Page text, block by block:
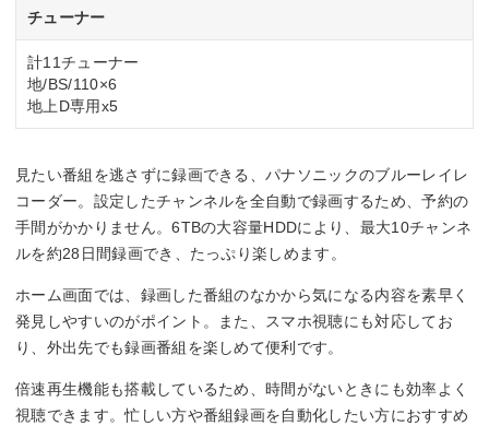
チューナー
計11チューナー
地/BS/110×6
地上D専用x5
見たい番組を逃さずに録画できる、パナソニックのブルーレイレ
コーダー。設定したチャンネルを全自動で録画するため、予約の
手間がかかりません。6TBの大容量HDDにより、最大10チャンネ
ルを約28日間録画でき、たっぷり楽しめます。
ホーム画面では、録画した番組のなかから気になる内容を素早く
発見しやすいのがポイント。また、スマホ視聴にも対応してお
り、外出先でも録画番組を楽しめて便利です。
倍速再生機能も搭載しているため、時間がないときにも効率よく
視聴できます。忙しい方や番組録画を自動化したい方におすすめ